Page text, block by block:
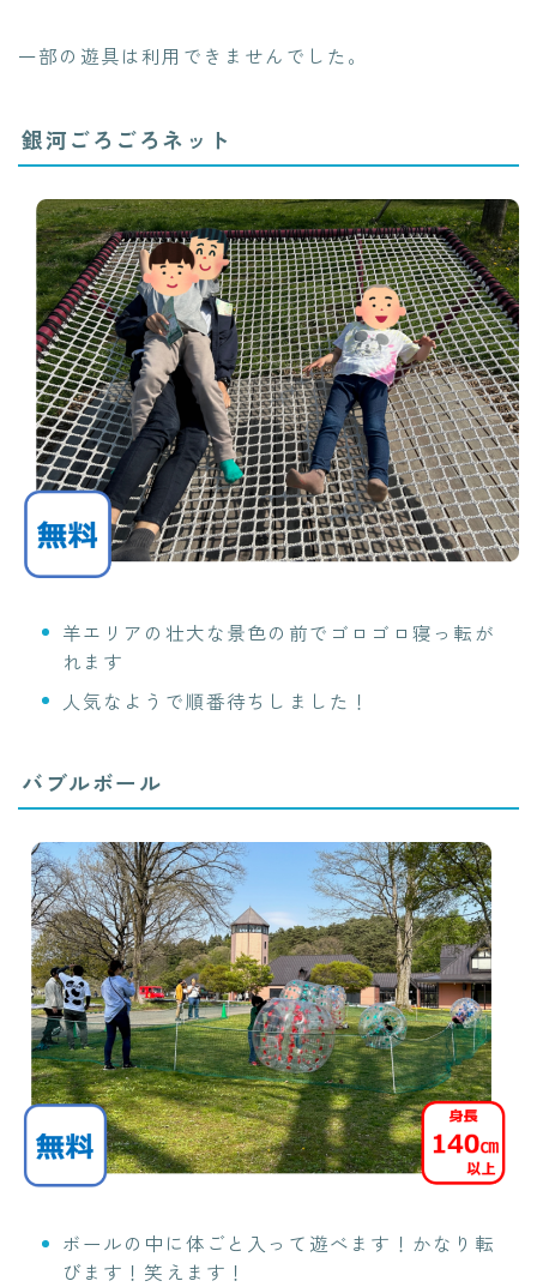
一部の遊具は利用できませんでした。
銀河ごろごろネット
羊エリアの壮大な景色の前でゴロゴロ寝っ転が
れます
人気なようで順番待ちしました！
バブルボール
ボールの中に体ごと入って遊べます！かなり転
びます！笑えます！